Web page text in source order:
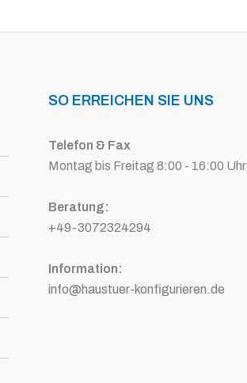
SO ERREICHEN SIE UNS
Telefon & Fax
Montag bis Freitag 8:00 - 16:00 Uhr
Beratung:
+49-3072324294
Information:
info@haustuer-konfigurieren.de